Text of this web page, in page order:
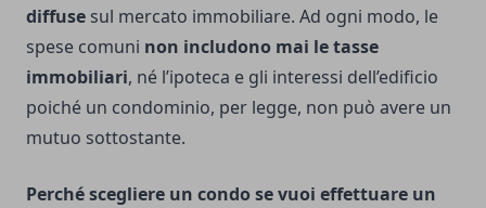
diffuse sul mercato immobiliare. Ad ogni modo, le
spese comuni non includono mai le tasse
immobiliari, né l’ipoteca e gli interessi dell’edificio
poiché un condominio, per legge, non può avere un
mutuo sottostante.
Perché scegliere un condo se vuoi effettuare un